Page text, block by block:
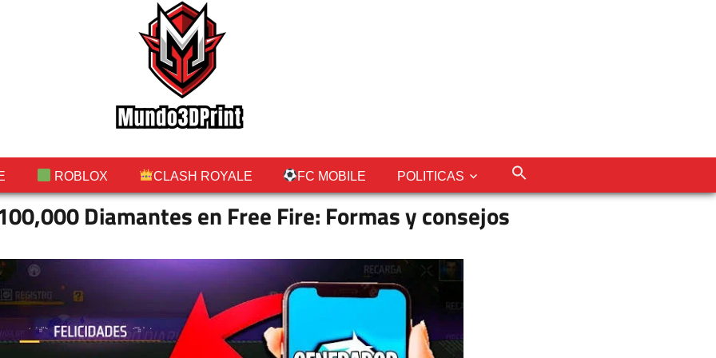
ROBLOX CLASH ROYALE FC MOBILE POLITICAS
Diamantes en Free Fire: Formas y consejos